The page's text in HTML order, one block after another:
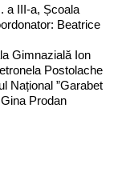
a III-a, Școala
Beatrice
Gimnazială Ion
Postolache
Național ”Garabet
Prodan